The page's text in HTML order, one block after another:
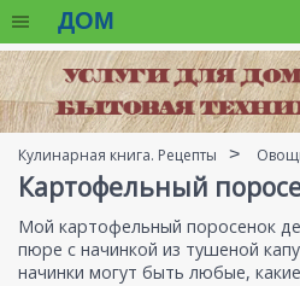
ДОМ
Кулинарная книга. Рецепты
Картофельный
Мой картофельный поросенок
пюре с начинкой из тушеной
начинки могут быть любые,